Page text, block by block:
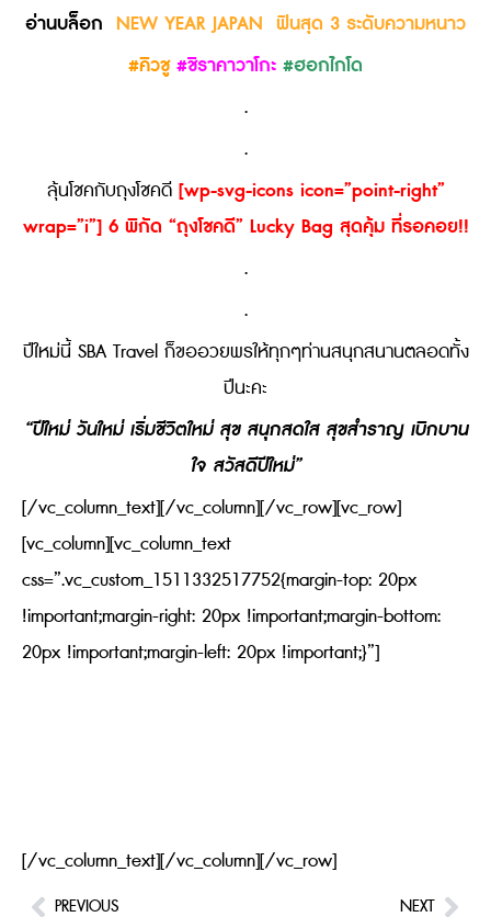
อ่านบล็อก NEW YEAR JAPAN ฟินสุด 3 ระดับความหนาว
#คิวชู #ชิราคาวาโกะ #ฮอกไกโด
.
.
ลุ้นโชคกับถุงโชคดี [wp-svg-icons icon=”point-right”
wrap=”i”] 6 พิกัด “ถุงโชคดี” Lucky Bag สุดคุ้ม ที่รอคอย!!
.
.
ปีใหม่นี้ SBA Travel ก็ขออวยพรให้ทุกๆท่านสนุกสนานตลอดทั้ง
ปีนะคะ
“ปีใหม่ วันใหม่ เริ่มชีวิตใหม่ สุข สนุกสดใส สุขสำราญ เบิกบาน
ใจ สวัสดีปีใหม่”
[/vc_column_text][/vc_column][/vc_row][vc_row]
[vc_column][vc_column_text
css=”.vc_custom_1511332517752{margin-top: 20px
!important;margin-right: 20px !important;margin-bottom:
20px !important;margin-left: 20px !important;}”]
[/vc_column_text][/vc_column][/vc_row]
PREVIOUS NEXT